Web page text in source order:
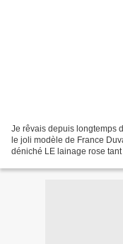
Je rêvais depuis longtemps
le joli modèle de France
déniché LE lainage rose